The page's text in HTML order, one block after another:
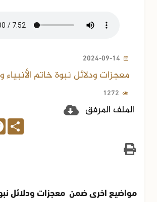
2024-09-14
معجزات ودلائل نبوة خاتم الأنبياء
1272
الملف المرفق
Share
مواضيع اخرى ضمن معجزات ودلائل